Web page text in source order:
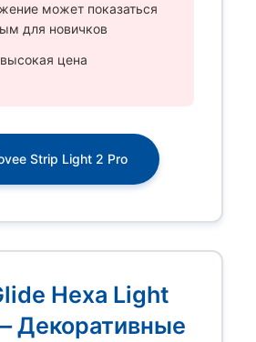
может показаться
для новичков
цена
Strip Light 2 Pro
Hexa Light
Декоративные